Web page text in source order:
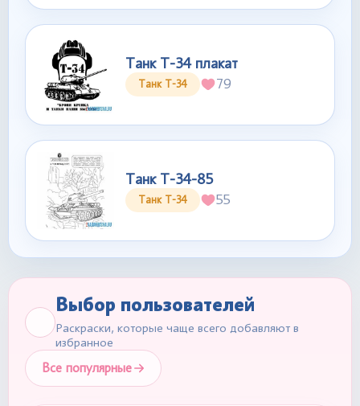
Танк Т-34 плакат
Танк Т-34 79
Танк Т-34-85
Танк Т-34 55
Выбор пользователей
Раскраски, которые чаще всего добавляют в
избранное
Все популярные